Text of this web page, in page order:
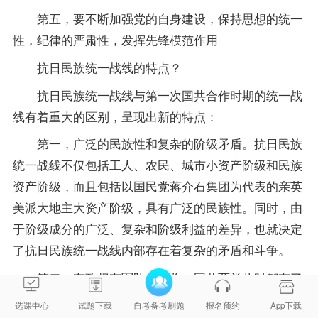
第五，要不断加强党的自身建设，保持思想的统一
性，纪律的严肃性，发挥先锋模范作用
抗日民族统一战线的特点？
抗日民族统一战线与第一次国共合作时期的统一战
线有着重大的区别，呈现出新的特点：
第一，广泛的民族性和复杂的阶级矛盾。抗日民族
统一战线不仅包括工人、农民、城市小资产阶级和民族
资产阶级，而且包括以国民党蒋介石集团为代表的亲英
美派大地主大资产阶级，具有广泛的民族性。同时，由
于阶级成分的广泛、复杂和阶级利益的差异，也就决定
了抗日民族统一战线内部存在着复杂的矛盾和斗争。
第二，有政权有军队的合作。国共两党此时都有了
自己的政权与军队，两党合作实际上是在全民族抗战总
选课中心 试题下载 自考备考刷题 报名预约 App下载